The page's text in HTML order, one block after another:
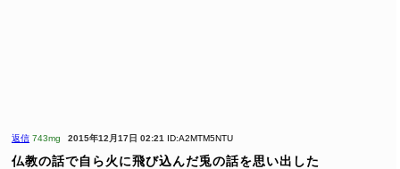
返信 743mg 2015年12月17日 02:21 ID:A2MTM5NTU
仏教の話で自ら火に飛び込んだ兎の話を思い出した